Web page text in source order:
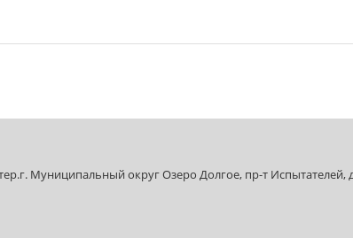
Муниципальный округ Озеро Долгое, пр-т